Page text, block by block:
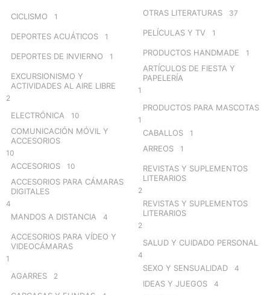
CICLISMO 1
DEPORTES ACUÁTICOS 1
DEPORTES DE INVIERNO 1
EXCURSIONISMO Y
ACTIVIDADES AL AIRE LIBRE
2
ELECTRÓNICA 10
COMUNICACIÓN MÓVIL Y
ACCESORIOS
10
ACCESORIOS 10
ACCESORIOS PARA CÁMARAS
DIGITALES
4
MANDOS A DISTANCIA 4
ACCESORIOS PARA VÍDEO Y
VIDEOCÁMARAS
1
AGARRES 2
OTRAS LITERATURAS 37
PELÍCULAS Y TV 1
PRODUCTOS HANDMADE 1
ARTÍCULOS DE FIESTA Y
PAPELERÍA
1
PRODUCTOS PARA MASCOTAS
1
CABALLOS 1
ARREOS 1
REVISTAS Y SUPLEMENTOS
LITERARIOS
2
REVISTAS Y SUPLEMENTOS
LITERARIOS
2
SALUD Y CUIDADO PERSONAL
4
SEXO Y SENSUALIDAD 4
IDEAS Y JUEGOS 4